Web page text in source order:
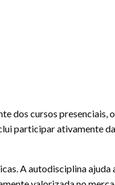
dos cursos presenciais,
participar ativamente
A autodisciplina ajuda